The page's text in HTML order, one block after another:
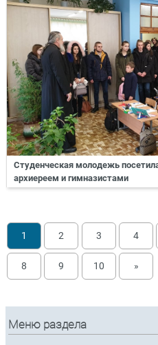
Студенческая молодежь
архиереем и гимназистами
1 2 3 4
8 9 10 »
Меню раздела